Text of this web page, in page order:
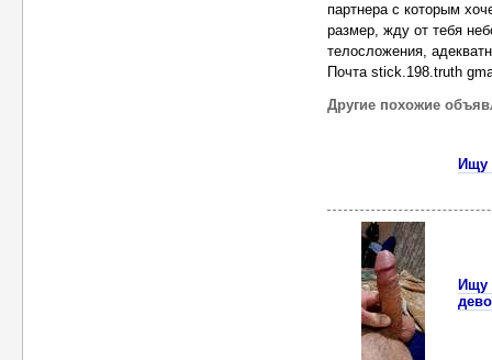
партнера с которым
размер, жду от тебя
телосложения,
Почта stick.198.truth
Другие похожие
Ищу
Ищу